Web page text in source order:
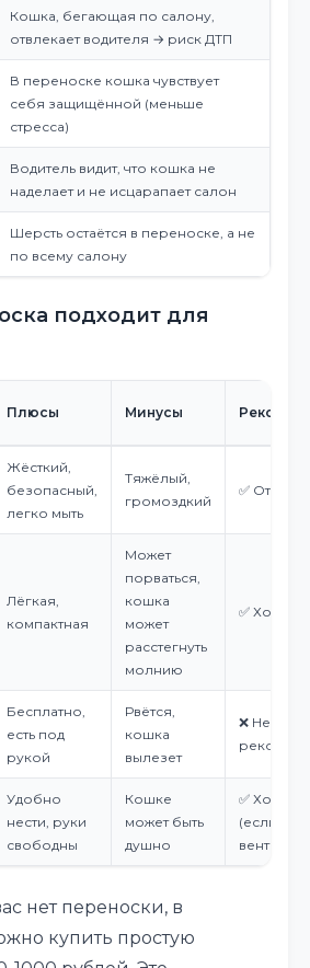
Кошка, бегающая по салону,
отвлекает водителя → риск ДТП
В переноске кошка чувствует
себя защищённой (меньше
стресса)
Водитель видит, что кошка не
наделает и не исцарапает салон
Шерсть остаётся в переноске, а не
по всему салону
подходит для
Плюсы Минусы
Жёсткий,
безопасный,
легко мыть
Тяжёлый,
громоздкий
✅
Лёгкая,
компактная
Может
порваться,
кошка
может
расстегнуть
молнию
✅
Бесплатно,
есть под
рукой
Рвётся,
кошка
вылезет
❌ Не
Удобно
нести, руки
свободны
Кошке
может быть
душно
✅
(если есть
нет переноски, в
купить простую